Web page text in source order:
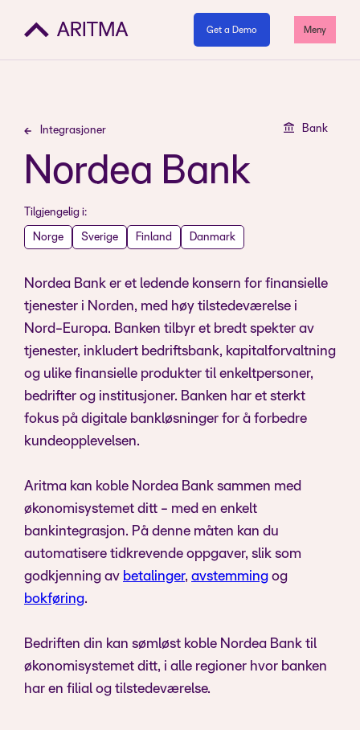
Get a Demo Meny
Integrasjoner Bank
Nordea Bank
Tilgjengelig i:
Norge Sverige Finland Danmark
Nordea Bank er et ledende konsern for finansielle
tjenester i Norden, med høy tilstedeværelse i
Nord-Europa. Banken tilbyr et bredt spekter av
tjenester, inkludert bedriftsbank, kapitalforvaltning
og ulike finansielle produkter til enkeltpersoner,
bedrifter og institusjoner. Banken har et sterkt
fokus på digitale bankløsninger for å forbedre
kundeopplevelsen.
Aritma kan koble Nordea Bank sammen med
økonomisystemet ditt - med en enkelt
bankintegrasjon. På denne måten kan du
automatisere tidkrevende oppgaver, slik som
godkjenning av betalinger, avstemming og
bokføring.
Bedriften din kan sømløst koble Nordea Bank til
økonomisystemet ditt, i alle regioner hvor banken
har en filial og tilstedeværelse.